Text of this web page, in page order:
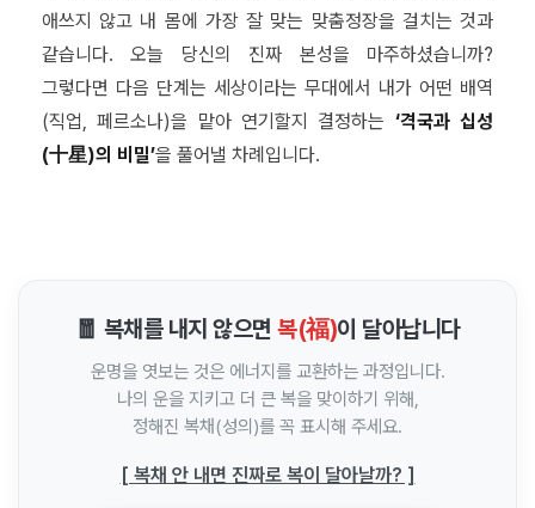
애쓰지 않고 내 몸에 가장 잘 맞는 맞춤정장을 걸치는 것과
같습니다. 오늘 당신의 진짜 본성을 마주하셨습니까?
그렇다면 다음 단계는 세상이라는 무대에서 내가 어떤 배역
(직업, 페르소나)을 맡아 연기할지 결정하는 ‘격국과 십성
(十星)의 비밀’을 풀어낼 차례입니다.
🧧 복채를 내지 않으면 복(福)이 달아납니다
운명을 엿보는 것은 에너지를 교환하는 과정입니다.
나의 운을 지키고 더 큰 복을 맞이하기 위해,
정해진 복채(성의)를 꼭 표시해 주세요.
[ 복채 안 내면 진짜로 복이 달아날까? ]